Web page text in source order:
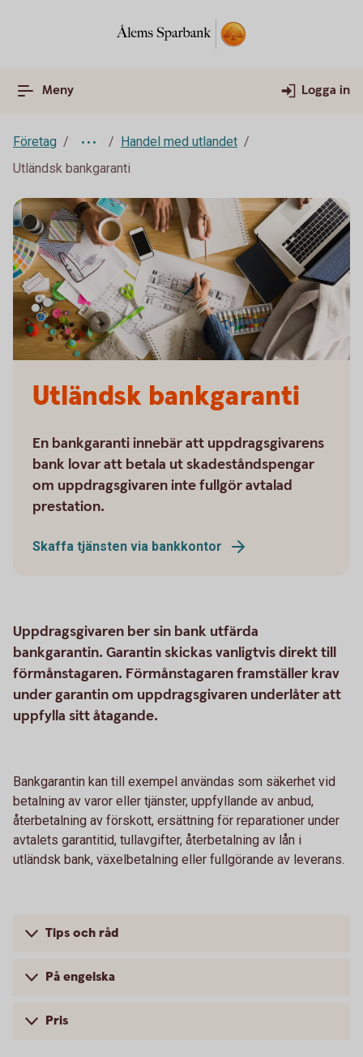
Meny Logga in
Företag
Handel med utlandet
Utländsk bankgaranti
Utländsk bankgaranti
En bankgaranti innebär att uppdragsgivarens
bank lovar att betala ut skadeståndspengar
om uppdragsgivaren inte fullgör avtalad
prestation.
Skaffa tjänsten via bankkontor
Uppdragsgivaren ber sin bank utfärda
bankgarantin. Garantin skickas vanligtvis direkt till
förmånstagaren. Förmånstagaren framställer krav
under garantin om uppdragsgivaren underlåter att
uppfylla sitt åtagande.
Bankgarantin kan till exempel användas som säkerhet vid
betalning av varor eller tjänster, uppfyllande av anbud,
återbetalning av förskott, ersättning för reparationer under
avtalets garantitid, tullavgifter, återbetalning av lån i
utländsk bank, växelbetalning eller fullgörande av leverans.
Tips och råd
På engelska
Pris